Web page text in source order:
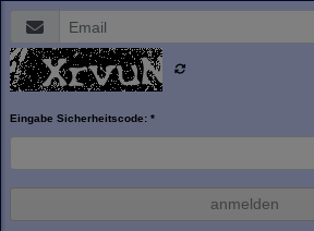
Eingabe Sicherheitscode: *
anmelden